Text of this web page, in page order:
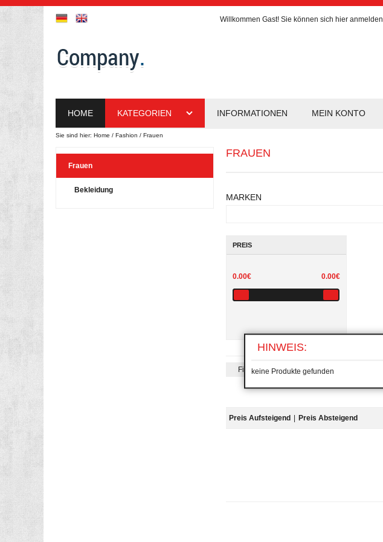
Willkommen Gast! Sie können sich hier anmelden
HOME KATEGORIEN INFORMATIONEN MEIN KONTO
Sie sind hier: Home Fashion Frauen
Frauen
Bekleidung
FRAUEN
MARKEN
PREIS
0.00€ 0.00€
Filterung aufheben
Preis Aufsteigend Preis Absteigend
HINWEIS:
keine Produkte gefunden